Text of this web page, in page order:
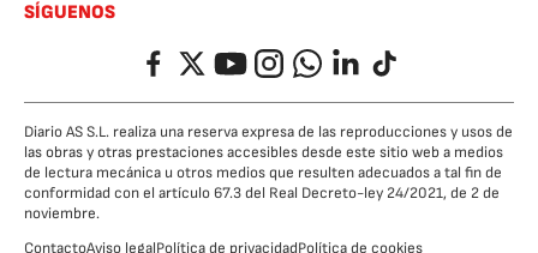
SÍGUENOS
FacebookTwitterYouTubeInstagramWhatsappLinkedIn
TikTok
Diario AS S.L. realiza una reserva expresa de las reproducciones y usos de
las obras y otras prestaciones accesibles desde este sitio web a medios
de lectura mecánica u otros medios que resulten adecuados a tal fin de
conformidad con el artículo 67.3 del Real Decreto-ley 24/2021, de 2 de
noviembre.
ContactoAviso legalPolítica de privacidadPolítica de cookies